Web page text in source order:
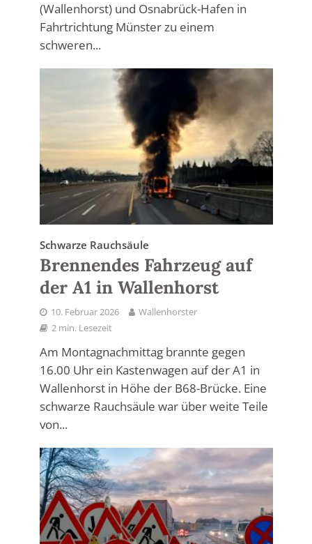
(Wallenhorst) und Osnabrück-Hafen in
Fahrtrichtung Münster zu einem
schweren...
Schwarze Rauchsäule
Brennendes Fahrzeug auf
der A1 in Wallenhorst
10. Februar 2026
Wallenhorster
2 min. Lesezeit
Am Montagnachmittag brannte gegen
16.00 Uhr ein Kastenwagen auf der A1 in
Wallenhorst in Höhe der B68-Brücke. Eine
schwarze Rauchsäule war über weite Teile
von...